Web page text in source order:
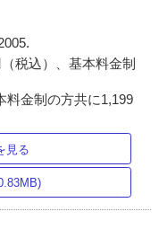
税込）、基本料金制
料金制の方共に1,199
見る